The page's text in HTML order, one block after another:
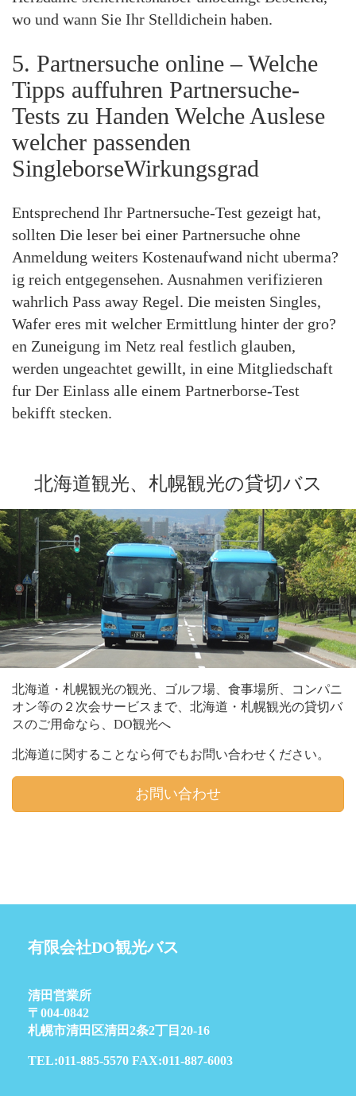
wo und wann Sie Ihr Stelldichein haben.
5. Partnersuche online – Welche
Tipps auffuhren Partnersuche-
Tests zu Handen Welche Auslese
welcher passenden
SingleborseWirkungsgrad
Entsprechend Ihr Partnersuche-Test gezeigt hat,
sollten Die leser bei einer Partnersuche ohne
Anmeldung weiters Kostenaufwand nicht uberma?
ig reich entgegensehen. Ausnahmen verifizieren
wahrlich Pass away Regel. Die meisten Singles,
Wafer eres mit welcher Ermittlung hinter der gro?
en Zuneigung im Netz real festlich glauben,
werden ungeachtet gewillt, in eine Mitgliedschaft
fur Der Einlass alle einem Partnerborse-Test
bekifft stecken.
北海道観光、札幌観光の貸切バス
北海道・札幌観光の観光、ゴルフ場、食事場所、コンパニ
オン等の２次会サービスまで、北海道・札幌観光の貸切バ
スのご用命なら、DO観光へ
北海道に関することなら何でもお問い合わせください。
お問い合わせ
有限会社DO観光バス
清田営業所
〒004-0842
札幌市清田区清田2条2丁目20-16
TEL:011-885-5570 FAX:011-887-6003